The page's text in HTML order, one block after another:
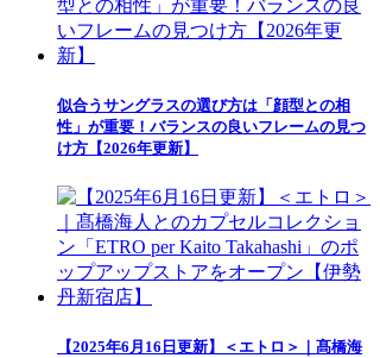
似合うサングラスの選び方は「顔型との相
性」が重要！バランスの良いフレームの見つ
け方【2026年更新】
【2025年6月16日更新】＜エトロ＞｜髙橋海